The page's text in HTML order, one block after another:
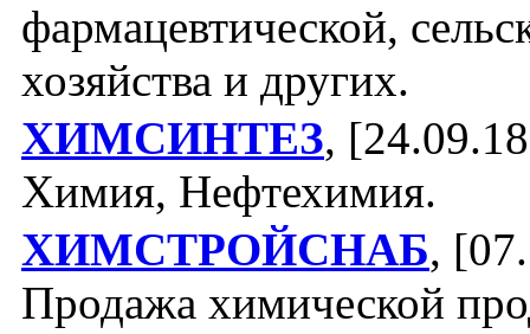
фармацевтической,
хозяйства и других.
ХИМСИНТЕЗ,
Химия, Нефтехимия.
ХИМСТРОЙСНАБ,
Продажа химической